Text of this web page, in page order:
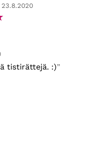
tistirättejä. :)